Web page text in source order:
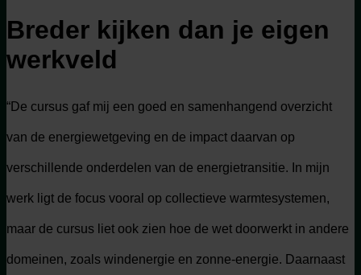
Breder kijken dan je eigen
werkveld
“De cursus gaf mij een goed en samenhangend overzicht
van de energiewetgeving en de impact daarvan op
verschillende onderdelen van de energietransitie. In mijn
werk ligt de focus vooral op collectieve warmtesystemen,
maar de cursus liet ook zien hoe de wet doorwerkt in andere
domeinen, zoals windenergie en zonne-energie. Daarnaast